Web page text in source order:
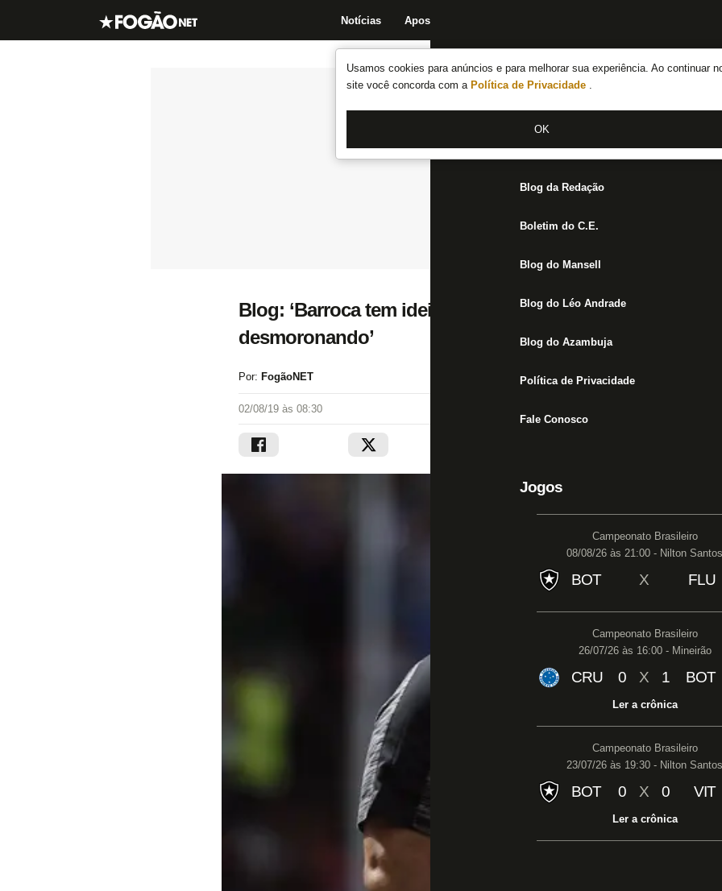
Usamos cookies para anúncios e para melhorar sua experiência. Ao continuar
site você concorda com a Política de Privacidade .
OK
Notícias Apostas
Notícias do Botafogo
Fórum
Jogos
Blog da Redação
Boletim do C.E.
Blog do Mansell
Blog do Léo Andrade
Blog do Azambuja
Política de Privacidade
Fale Conosco
Jogos
Campeonato Brasileiro
08/08/26 às 21:00 - Nilton Santos
BOT X FLU
Campeonato Brasileiro
26/07/26 às 16:00 - Mineirão
CRU 0 X 1 BOT
Ler a crônica
Campeonato Brasileiro
23/07/26 às 19:30 - Nilton Santos
BOT 0 X 0 VIT
Ler a crônica
Blog: ‘Barroca tem ideias promissoras, mas parece que
desmoronando’
Por: FogãoNET
02/08/19 às 08:30